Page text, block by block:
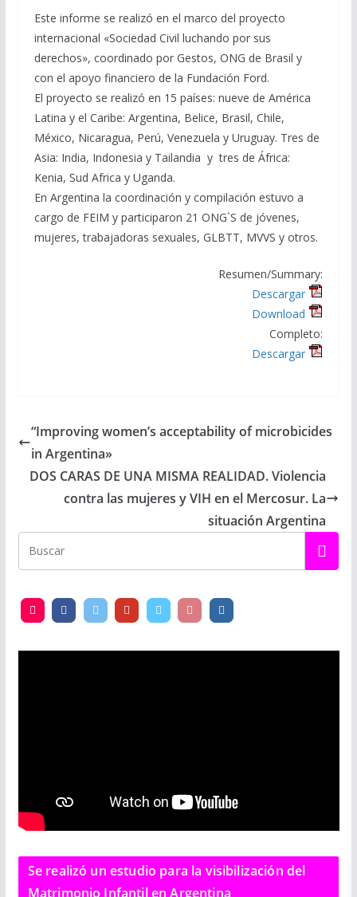
Este informe se realizó en el marco del proyecto
internacional «Sociedad Civil luchando por sus
derechos», coordinado por Gestos, ONG de Brasil y
con el apoyo financiero de la Fundación Ford.
El proyecto se realizó en 15 países: nueve de América
Latina y el Caribe: Argentina, Belice, Brasil, Chile,
México, Nicaragua, Perú, Venezuela y Uruguay. Tres de
Asia: India, Indonesia y Tailandia y tres de África:
Kenia, Sud Africa y Uganda.
En Argentina la coordinación y compilación estuvo a
cargo de FEIM y participaron 21 ONG`S de jóvenes,
mujeres, trabajadoras sexuales, GLBTT, MVVS y otros.
Resumen/Summary:
Descargar
Download
Completo:
Descargar
“Improving women’s acceptability of microbicides
in Argentina»
DOS CARAS DE UNA MISMA REALIDAD. Violencia
contra las mujeres y VIH en el Mercosur. La
situación Argentina
Se realizó un estudio para la visibilización del
Matrimonio Infantil en Argentina